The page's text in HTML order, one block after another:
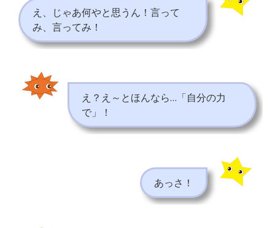
え、じゃあ何やと思うん！言って
み、言ってみ！
え？え～とほんなら…「自分の力
で」！
あっさ！